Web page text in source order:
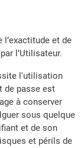
l’exactitude et de
l’Utilisateur.
l'utilisation
de passe est
à conserver
sous quelque
et de son
et périls de